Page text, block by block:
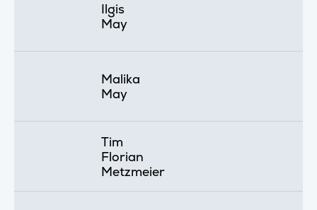
Ilgis
May
Malika
May
Tim
Florian
Metzmeier